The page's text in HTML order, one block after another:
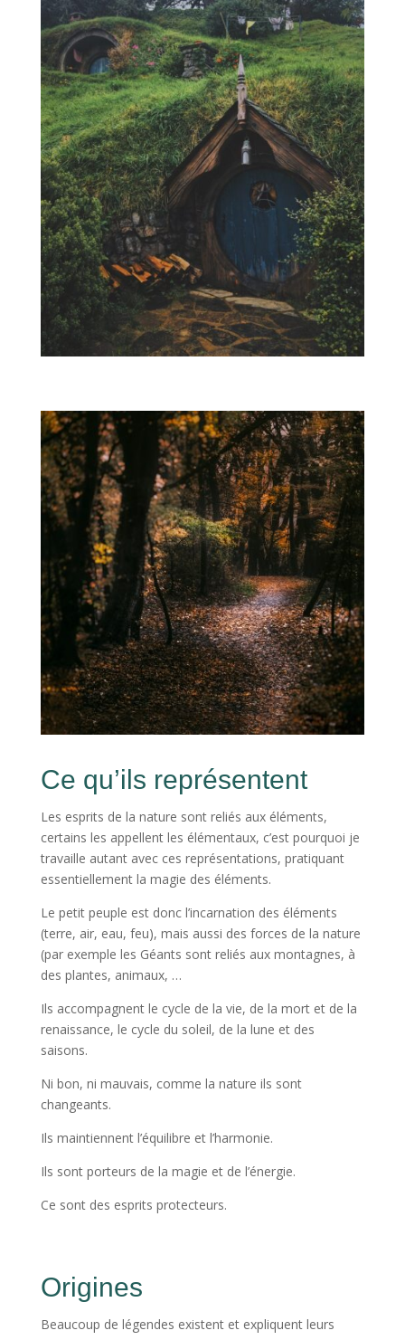
Ce qu’ils représentent
Les esprits de la nature sont reliés aux éléments,
certains les appellent les élémentaux, c’est pourquoi je
travaille autant avec ces représentations, pratiquant
essentiellement la magie des éléments.
Le petit peuple est donc l’incarnation des éléments
(terre, air, eau, feu), mais aussi des forces de la nature
(par exemple les Géants sont reliés aux montagnes, à
des plantes, animaux, …
Ils accompagnent le cycle de la vie, de la mort et de la
renaissance, le cycle du soleil, de la lune et des
saisons.
Ni bon, ni mauvais, comme la nature ils sont
changeants.
Ils maintiennent l’équilibre et l’harmonie.
Ils sont porteurs de la magie et de l’énergie.
Ce sont des esprits protecteurs.
Origines
Beaucoup de légendes existent et expliquent leurs